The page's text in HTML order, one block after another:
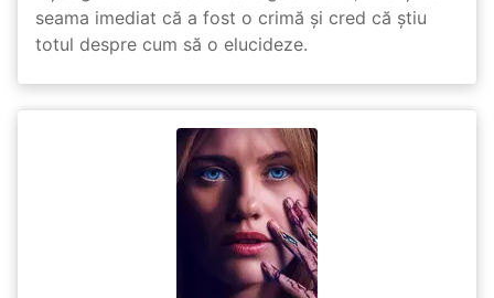
seama imediat că a fost o crimă și cred că știu
totul despre cum să o elucideze.